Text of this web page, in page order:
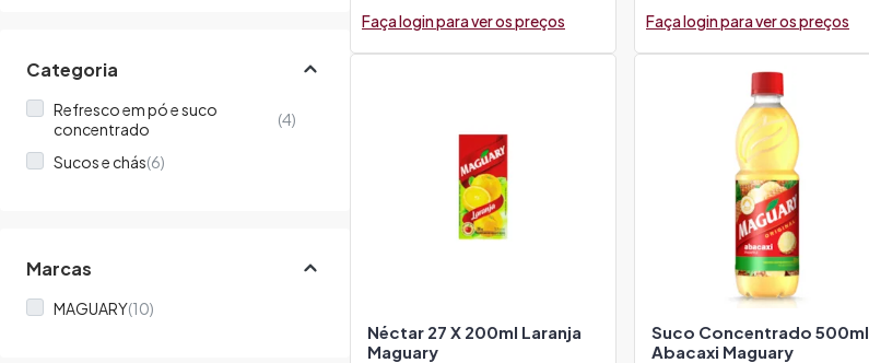
Categoria
Refresco em pó e suco
concentrado
(4)
Sucos e chás(6)
Marcas
MAGUARY(10)
Faça login para ver os preços Faça login para ver os preços
Néctar 27 X 200ml Laranja
Maguary
Suco Concentrado 500ml
Abacaxi Maguary